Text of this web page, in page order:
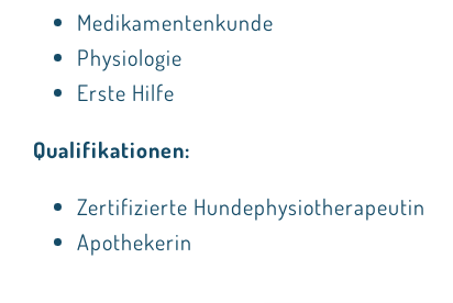
Medikamentenkunde
Physiologie
Erste Hilfe
Qualifikationen:
Zertifizierte Hundephysiotherapeutin
Apothekerin